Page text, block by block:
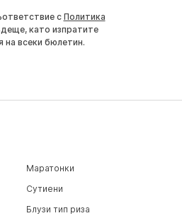
с Политика
като изпратите
на всеки бюлетин.
Маратонки
Сутиени
Блузи тип риза